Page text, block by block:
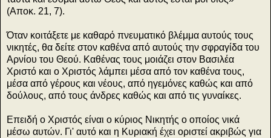
(Αποκ. 21, 7).
Όταν κοιτάξετε με καθαρό πνευματικό βλέμμα αυτούς τους
νικητές, θα δείτε στον καθένα από αυτούς την σφραγίδα του
Αρνίου του Θεού. Καθένας τους μοιάζει στον Βασιλέα
Χριστό και ο Χριστός λάμπει μέσα από τον καθένα τους,
μέσα από γέρους και νέους, από ηγεμόνες καθώς και από
δούλους, από τους άνδρες καθώς και από τις γυναίκες.
Επειδή ο Χριστός είναι ο κύριος Νικητής ο οποίος νικά
μέσω αυτών. Γι' αυτό και η Κυριακή έχει οριστεί ακριβώς για